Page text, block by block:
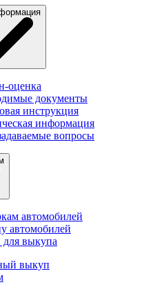
оценка
документы
инструкция
информация
вопросы
автомобилей
автомобилей
для выкупа
выкуп